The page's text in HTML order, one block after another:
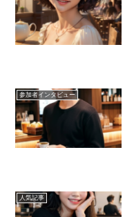
参加者インタビュー
人気記事